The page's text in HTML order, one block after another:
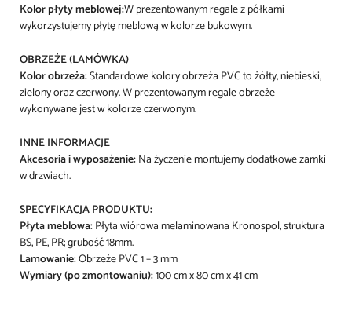
Kolor płyty meblowej:W prezentowanym regale z półkami
wykorzystujemy płytę meblową w kolorze bukowym.
OBRZEŻE (LAMÓWKA)
Kolor obrzeża:Standardowe kolory obrzeża PVC to żółty, niebieski,
zielony oraz czerwony. W prezentowanym regale obrzeże
wykonywane jest w kolorze czerwonym.
INNE INFORMACJE
Akcesoria i wyposażenie:Na życzenie montujemy dodatkowe zamki
w drzwiach.
SPECYFIKACJA PRODUKTU:
Płyta meblowa:Płyta wiórowa melaminowana Kronospol, struktura
BS, PE, PR; grubość 18mm.
Lamowanie:Obrzeże PVC 1 – 3 mm
Wymiary (po zmontowaniu):100 cm x 80 cm x 41 cm